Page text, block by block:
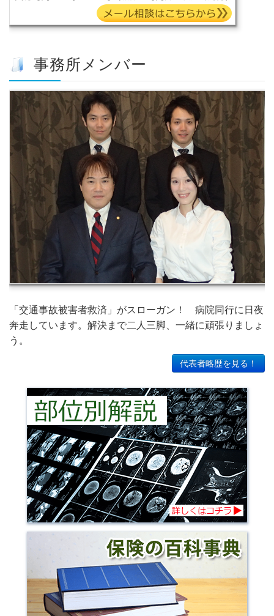
事務所メンバー
「交通事故被害者救済」がスローガン！ 病院同行に日夜
奔走しています。解決まで二人三脚、一緒に頑張りましょ
う。
代表者略歴を見る！